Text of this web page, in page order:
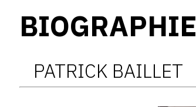
BIOGRAPHIE
PATRICK BAILLET